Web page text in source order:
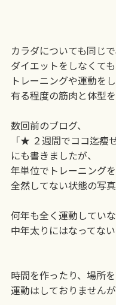
カラダについても同じで
ダイエットをしなくても
トレーニングや運動をし
有る程度の筋肉と体型
数回前のブログ、
「★ ２週間でココ迄痩
にも書きましたが、
年単位でトレーニングを
全然してない状態の写
何年も全く運動してい
中年太りにはなってない
時間を作ったり、場所
運動はしておりませんが